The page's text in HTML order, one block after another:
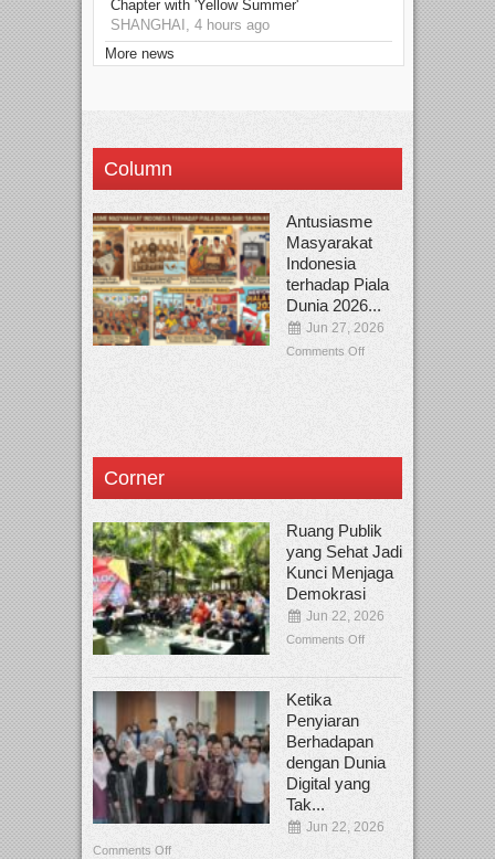
Chapter with 'Yellow Summer'
SHANGHAI, 4 hours ago
More news
Column
Antusiasme
Masyarakat
Indonesia
terhadap Piala
Dunia 2026...
Jun 27, 2026
Comments Off
Corner
Ruang Publik
yang Sehat Jadi
Kunci Menjaga
Demokrasi
Jun 22, 2026
Comments Off
Ketika
Penyiaran
Berhadapan
dengan Dunia
Digital yang
Tak...
Jun 22, 2026
Comments Off